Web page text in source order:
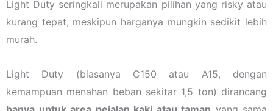
Light Duty seringkali merupakan pilihan yang risky atau
kurang tepat, meskipun harganya mungkin sedikit lebih
murah.
Light Duty (biasanya C150 atau A15, dengan
kemampuan menahan beban sekitar 1,5 ton) dirancang